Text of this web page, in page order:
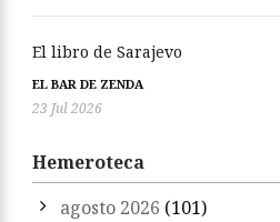
El libro de Sarajevo
EL BAR DE ZENDA
23 Jul 2026
Hemeroteca
agosto 2026 (101)